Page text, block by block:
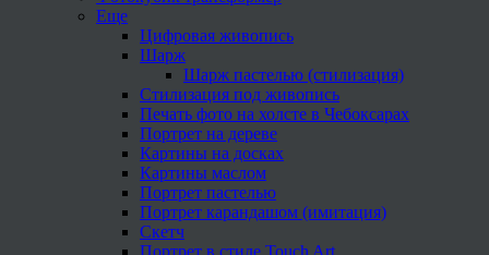
Еще
Цифровая живопись
Шарж
Шарж пастелью (стилизация)
Стилизация под живопись
Печать фото на холсте в Чебоксарах
Портрет на дереве
Картины на досках
Картины маслом
Портрет пастелью
Портрет карандашом (имитация)
Скетч
Портрет в стиле Touch Art